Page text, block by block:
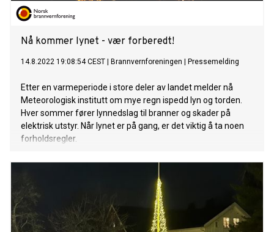
Nå kommer lynet - vær forberedt!
14.8.2022 19:08:54 CEST Brannvernforeningen Pressemelding
Etter en varmeperiode i store deler av landet melder nå
Meteorologisk institutt om mye regn ispedd lyn og torden.
Hver sommer fører lynnedslag til branner og skader på
elektrisk utstyr. Når lynet er på gang, er det viktig å ta noen
forholdsregler.